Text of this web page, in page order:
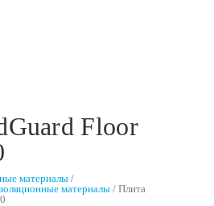
Floor
материалы/
материалы / Плита